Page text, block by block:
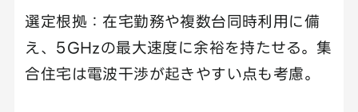
選定根拠：在宅勤務や複数台同時利用に備
え、5GHzの最大速度に余裕を持たせる。集
合住宅は電波干渉が起きやすい点も考慮。